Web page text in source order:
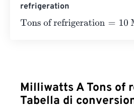
refrigeration
Tons of refrigeration=10
Milliwatts A Tons of
Tabella di